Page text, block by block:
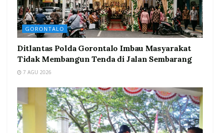
GORONTALO
Ditlantas Polda Gorontalo Imbau Masyarakat
Tidak Membangun Tenda di Jalan Sembarang
7 AGU 2026